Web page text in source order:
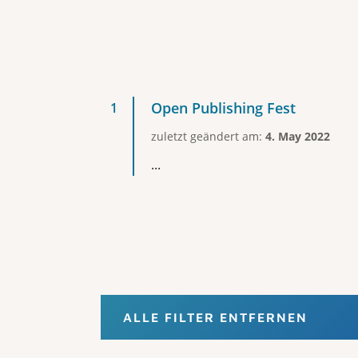
Open Publishing Fest
zuletzt geändert am: 4. May 2022
...
ALLE FILTER ENTFERNEN